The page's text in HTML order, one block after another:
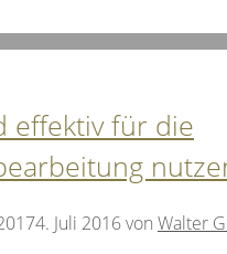
effektiv für die
4. Juli 2016von Walter